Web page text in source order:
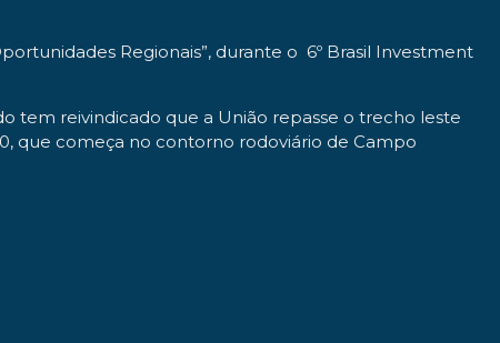
Regionais”, durante o 6º Brasil Investment
tem reivindicado que a União repasse o trecho leste
que começa no contorno rodoviário de Campo